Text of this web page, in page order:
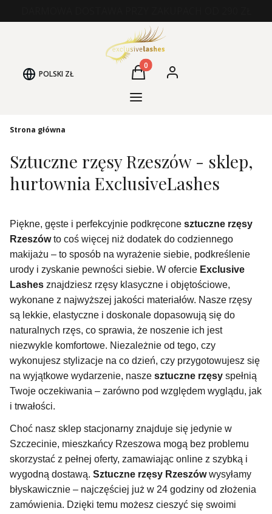
POLSKI ZŁ Produkty w koszyku: 0. Zobacz
Koszyk
Zaloguj się
Kategorie Produktów
Strona główna
Sztuczne rzęsy Rzeszów - sklep,
hurtownia ExclusiveLashes
Piękne, gęste i perfekcyjnie podkręcone sztuczne rzęsy
Rzeszówto coś więcej niż dodatek do codziennego
makijażu – to sposób na wyrażenie siebie, podkreślenie
urody i zyskanie pewności siebie. W ofercie Exclusive
Lashes znajdziesz rzęsy klasyczne i objętościowe,
wykonane z najwyższej jakości materiałów. Nasze rzęsy
są lekkie, elastyczne i doskonale dopasowują się do
naturalnych rzęs, co sprawia, że noszenie ich jest
niezwykle komfortowe. Niezależnie od tego, czy
wykonujesz stylizacje na co dzień, czy przygotowujesz się
na wyjątkowe wydarzenie, nasze sztuczne rzęsy spełnią
Twoje oczekiwania – zarówno pod względem wyglądu, jak
i trwałości.
Choć nasz sklep stacjonarny znajduje się jedynie w
Szczecinie, mieszkańcy Rzeszowa mogą bez problemu
skorzystać z pełnej oferty, zamawiając online z szybką i
wygodną dostawą. Sztuczne rzęsy Rzeszówwysyłamy
błyskawicznie – najczęściej już w 24 godziny od złożenia
zamówienia. Dzięki temu możesz cieszyć się swoimi